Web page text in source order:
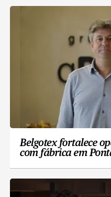
Belgotex fortalece
com fábrica em